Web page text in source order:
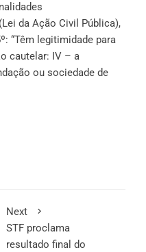
(Lei da Ação Civil Pública),
“Têm legitimidade para
cautelar: IV – a
ou sociedade de
Next
STF proclama
resultado final do